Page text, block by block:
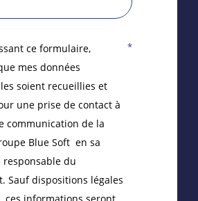
ce formulaire,
mes données
soient recueillies et
une prise de contact à
communication de la
Blue Soft en sa
du
Sauf dispositions légales
*